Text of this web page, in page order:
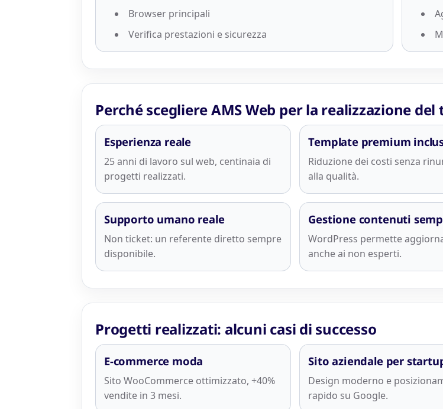
Browser principali
Verifica prestazioni e sicurezza
Perché scegliere AMS Web per la realizzazione
Esperienza reale
25 anni di lavoro sul web, centinaia di
progetti realizzati.
Template premium
Riduzione dei costi senza
alla qualità.
Supporto umano reale
Non ticket: un referente diretto sempre
disponibile.
Gestione contenuti
WordPress permette
anche ai non esperti.
Progetti realizzati: alcuni casi di successo
E-commerce moda
Sito WooCommerce ottimizzato, +40%
vendite in 3 mesi.
Sito aziendale per
Design moderno e
rapido su Google.